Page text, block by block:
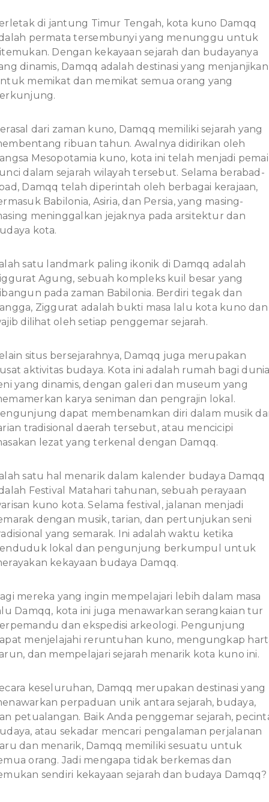
di jantung Timur Tengah, kota kuno Damqq
permata tersembunyi yang menunggu untuk
Dengan kekayaan sejarah dan budayanya
dinamis, Damqq adalah destinasi yang menjanjikan
memikat dan memikat semua orang yang
dari zaman kuno, Damqq memiliki sejarah yang
ribuan tahun. Awalnya didirikan oleh
Mesopotamia kuno, kota ini telah menjadi
dalam sejarah wilayah tersebut. Selama berabad-
Damqq telah diperintah oleh berbagai kerajaan,
Babilonia, Asiria, dan Persia, yang masing-
meninggalkan jejaknya pada arsitektur dan
kota.
satu landmark paling ikonik di Damqq adalah
Agung, sebuah kompleks kuil besar yang
pada zaman Babilonia. Berdiri tegak dan
Ziggurat adalah bukti masa lalu kota kuno dan
dilihat oleh setiap penggemar sejarah.
situs bersejarahnya, Damqq juga merupakan
aktivitas budaya. Kota ini adalah rumah bagi
yang dinamis, dengan galeri dan museum yang
karya seniman dan pengrajin lokal.
dapat membenamkan diri dalam musik
tradisional daerah tersebut, atau mencicipi
lezat yang terkenal dengan Damqq.
satu hal menarik dalam kalender budaya Damqq
Festival Matahari tahunan, sebuah perayaan
kuno kota. Selama festival, jalanan menjadi
dengan musik, tarian, dan pertunjukan seni
yang semarak. Ini adalah waktu ketika
lokal dan pengunjung berkumpul untuk
kekayaan budaya Damqq.
mereka yang ingin mempelajari lebih dalam masa
Damqq, kota ini juga menawarkan serangkaian tur
dan ekspedisi arkeologi. Pengunjung
menjelajahi reruntuhan kuno, mengungkap
dan mempelajari sejarah menarik kota kuno ini.
keseluruhan, Damqq merupakan destinasi yang
perpaduan unik antara sejarah, budaya,
petualangan. Baik Anda penggemar sejarah,
atau sekadar mencari pengalaman perjalanan
dan menarik, Damqq memiliki sesuatu untuk
orang. Jadi mengapa tidak berkemas dan
sendiri kekayaan sejarah dan budaya Damqq?